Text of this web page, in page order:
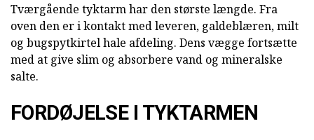
Tværgående tyktarm har den største længde. Fra
oven den er i kontakt med leveren, galdeblæren, milt
og bugspytkirtel hale afdeling. Dens vægge fortsætte
med at give slim og absorbere vand og mineralske
salte.
FORDØJELSE I TYKTARMEN